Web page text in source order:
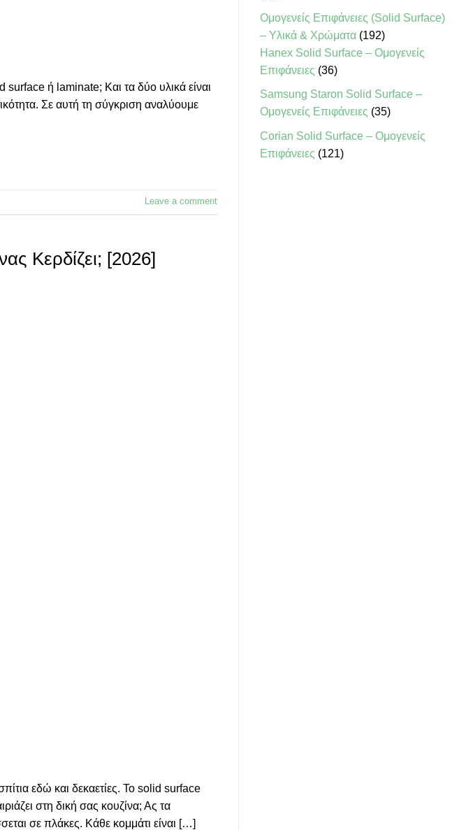
ή laminate; Και τα δύο υλικά είναι
Σε αυτή τη σύγκριση αναλύουμε
Leave a comment
Κερδίζει; [2026]
εδώ και δεκαετίες. Το solid surface
στη δική σας κουζίνα; Ας τα
σε πλάκες. Κάθε κομμάτι είναι […]
προϊόντα
Ομογενείς Επιφάνειες (Solid Surface)
– Υλικά & Χρώματα 192192
προϊόντα
Hanex Solid Surface – Ομογενείς
Επιφάνειες 3636
προϊόντα
Samsung Staron Solid Surface –
Ομογενείς Επιφάνειες 3535
προϊόντα
Corian Solid Surface – Ομογενείς
Επιφάνειες
121121